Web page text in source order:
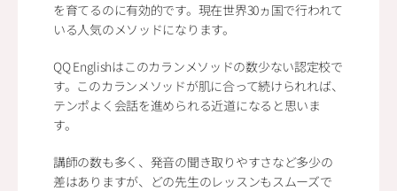
を育てるのに有効的です。現在世界30ヵ国で行われて
いる人気のメソッドになります。
QQ Englishはこのカランメソッドの数少ない認定校で
す。このカランメソッドが肌に合って続けられれば、
テンポよく会話を進められる近道になると思いま
す。
講師の数も多く、発音の聞き取りやすさなど多少の
差はありますが、どの先生のレッスンもスムーズで